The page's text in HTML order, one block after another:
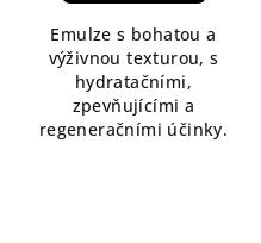
Emulze s bohatou a
výživnou texturou, s
hydratačními,
zpevňujícími a
regeneračními účinky.